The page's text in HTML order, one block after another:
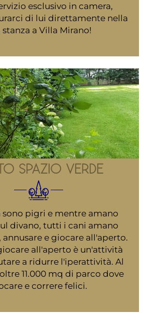
esclusivo in camera,
di lui direttamente nella
stanza a Villa Mirano!
SPAZIO VERDE
sono pigri e mentre amano
divano, tutti i cani amano
e giocare all'aperto.
all'aperto è un'attività
a ridurre l'iperattività. Al
11.000 mq di parco dove
e correre felici.